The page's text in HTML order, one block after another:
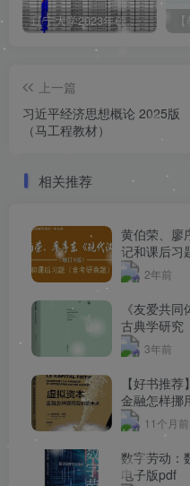
辽宁大学2023年硕士研究生拟录取名单（所有学院均包含！！！图片仅供展示）
上一篇
习近平经济思想概论 2025版
（马工程教材）
相关推荐
黄伯荣、廖
记和课后习
2年前
《友爱共
古典学研究
3年前
【好书推
金融怎样挪
11个月前
数字劳动：
电子版pdf